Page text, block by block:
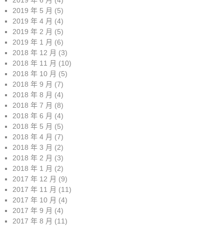
2019 年 5 月 (5)
2019 年 4 月 (4)
2019 年 2 月 (5)
2019 年 1 月 (6)
2018 年 12 月 (3)
2018 年 11 月 (10)
2018 年 10 月 (5)
2018 年 9 月 (7)
2018 年 8 月 (4)
2018 年 7 月 (8)
2018 年 6 月 (4)
2018 年 5 月 (5)
2018 年 4 月 (7)
2018 年 3 月 (2)
2018 年 2 月 (3)
2018 年 1 月 (2)
2017 年 12 月 (9)
2017 年 11 月 (11)
2017 年 10 月 (4)
2017 年 9 月 (4)
2017 年 8 月 (11)